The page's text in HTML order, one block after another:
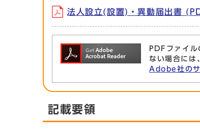
法人設立(設置)・異動届出書
PDFファイ
ない場合には
Adobe社の
記載要領